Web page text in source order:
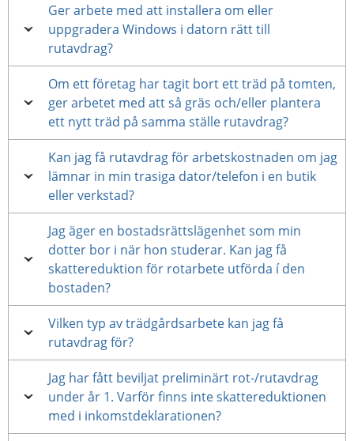
Ger arbete med att installera om eller
uppgradera Windows i datorn rätt till
rutavdrag?
Om ett företag har tagit bort ett träd på tomten,
ger arbetet med att så gräs och/eller plantera
ett nytt träd på samma ställe rutavdrag?
Kan jag få rutavdrag för arbetskostnaden om jag
lämnar in min trasiga dator/telefon i en butik
eller verkstad?
Jag äger en bostadsrättslägenhet som min
dotter bor i när hon studerar. Kan jag få
skattereduktion för rotarbete utförda í den
bostaden?
Vilken typ av trädgårdsarbete kan jag få
rutavdrag för?
Jag har fått beviljat preliminärt rot-/rutavdrag
under år 1. Varför finns inte skattereduktionen
med i inkomstdeklarationen?